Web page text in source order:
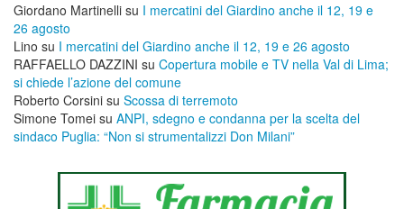
Giordano Martinelli su I mercatini del Giardino anche il 12, 19 e
26 agosto
Lino su I mercatini del Giardino anche il 12, 19 e 26 agosto
RAFFAELLO DAZZINI su ​Copertura mobile e TV nella Val di Lima;
si chiede l’azione del comune
Roberto Corsini su Scossa di terremoto
Simone Tomei su ANPI, sdegno e condanna per la scelta del
sindaco Puglia: “Non si strumentalizzi Don Milani”